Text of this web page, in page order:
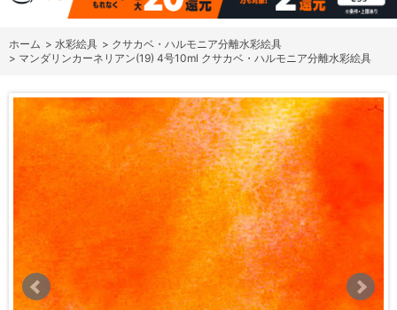
ホーム > 水彩絵具 > クサカベ・ハルモニア分離水彩絵具
> マンダリンカーネリアン(19) 4号10ml クサカベ・ハルモニア分離水彩絵具